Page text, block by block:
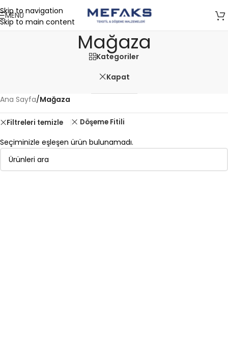
Skip to navigation
Skip to main content
MENÜ
Mağaza
Kategoriler
Kapat
Ana Sayfa/Mağaza
Filtreleri temizle Döşeme Fitili
Seçiminizle eşleşen ürün bulunamadı.